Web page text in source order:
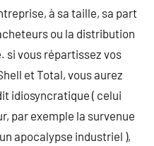
à sa taille, sa part
ou la distribution
si vous répartissez vos
et Total, vous aurez
idiosyncratique ( celui
par exemple la survenue
apocalypse industriel ),